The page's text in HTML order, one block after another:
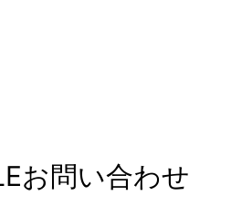
お問い合わせ